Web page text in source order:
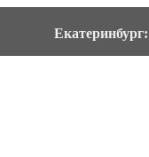
Екатеринбург: